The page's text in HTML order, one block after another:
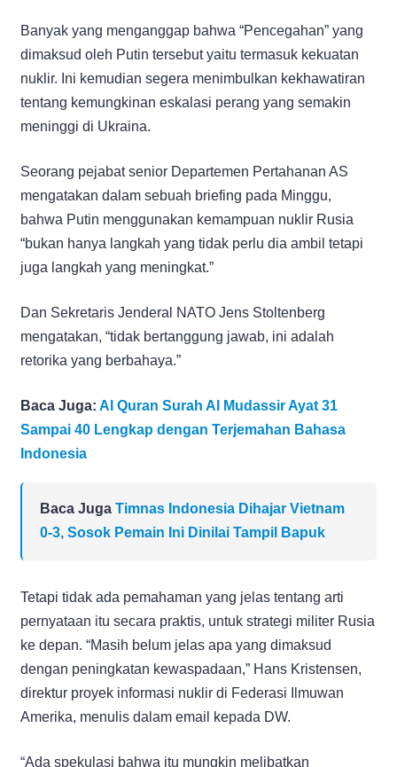
Banyak yang menganggap bahwa “Pencegahan” yang
dimaksud oleh Putin tersebut yaitu termasuk kekuatan
nuklir. Ini kemudian segera menimbulkan kekhawatiran
tentang kemungkinan eskalasi perang yang semakin
meninggi di Ukraina.
Seorang pejabat senior Departemen Pertahanan AS
mengatakan dalam sebuah briefing pada Minggu,
bahwa Putin menggunakan kemampuan nuklir Rusia
“bukan hanya langkah yang tidak perlu dia ambil tetapi
juga langkah yang meningkat.”
Dan Sekretaris Jenderal NATO Jens Stoltenberg
mengatakan, “tidak bertanggung jawab, ini adalah
retorika yang berbahaya.”
Baca Juga: Al Quran Surah Al Mudassir Ayat 31
Sampai 40 Lengkap dengan Terjemahan Bahasa
Indonesia
Baca Juga Timnas Indonesia Dihajar Vietnam
0-3, Sosok Pemain Ini Dinilai Tampil Bapuk
Tetapi tidak ada pemahaman yang jelas tentang arti
pernyataan itu secara praktis, untuk strategi militer Rusia
ke depan. “Masih belum jelas apa yang dimaksud
dengan peningkatan kewaspadaan,” Hans Kristensen,
direktur proyek informasi nuklir di Federasi Ilmuwan
Amerika, menulis dalam email kepada DW.
“Ada spekulasi bahwa itu mungkin melibatkan